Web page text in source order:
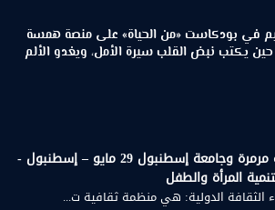
في بودكاست «من الحياة» على منصة همسة
حين يكتب نبض القلب سيرة الأمل، ويغدو الألم
زيارة علمية إلى جامعة مرمرة وجامعة إسطنبول 29 مايو – إسطنبول -
المرأة والطفل
الدولية: هي منظمة ثقافية ت...